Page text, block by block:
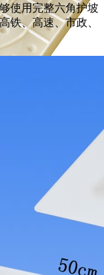
使用完整六角护坡
铁、高速、市政、